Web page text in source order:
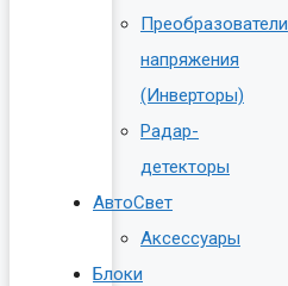
Преобразователи
напряжения
(Инверторы)
Радар-
детекторы
АвтоСвет
Аксессуары
Блоки